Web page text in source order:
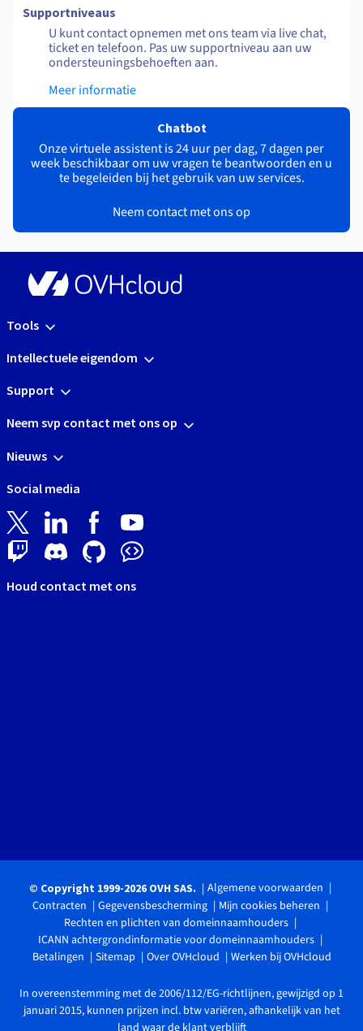
Supportniveaus
U kunt contact opnemen met ons team via live chat,
ticket en telefoon. Pas uw supportniveau aan uw
ondersteuningsbehoeften aan.
Meer informatie
Chatbot
Onze virtuele assistent is 24 uur per dag, 7 dagen per
week beschikbaar om uw vragen te beantwoorden en u
te begeleiden bij het gebruik van uw services.
Neem contact met ons op
Tools
Intellectuele eigendom
Support
Neem svp contact met ons op
Nieuws
Social media
Houd contact met ons
© Copyright 1999-2026 OVH SAS.
Algemene voorwaarden
Contracten
Gegevensbescherming
Mijn cookies beheren
Rechten en plichten van domeinnaamhouders
ICANN achtergrondinformatie voor domeinnaamhouders
Betalingen
Sitemap Over OVHcloud Werken bij OVHcloud
In overeenstemming met de 2006/112/EG-richtlijnen, gewijzigd op 1
januari 2015, kunnen prijzen incl. btw variëren, afhankelijk van het
land waar de klant verblijft